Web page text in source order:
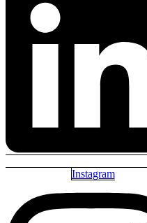
Instagram